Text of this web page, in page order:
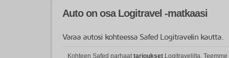
Auto on osa Logitravel -matkaasi
Varaa autosi kohteessa Safed Logitravelin kautta.
Kohteen Safed parhaattarjoukset Logitravelilta.